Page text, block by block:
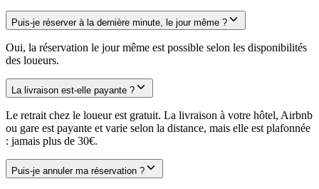
Puis-je réserver à la dernière minute, le jour même ?
Oui, la réservation le jour même est possible selon les disponibilités
des loueurs.
La livraison est-elle payante ?
Le retrait chez le loueur est gratuit. La livraison à votre hôtel, Airbnb
ou gare est payante et varie selon la distance, mais elle est plafonnée
: jamais plus de 30€.
Puis-je annuler ma réservation ?